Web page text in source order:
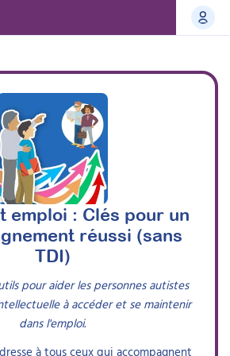
emploi : Clés pour un
réussi (sans
TDI)
pour aider les personnes autistes
à accéder et se maintenir
dans l'emploi.
à tous ceux qui accompagnent
s
Dhonneur
de l’éducation et
a obtenu en 2025 un
de l’éducation. Son parcours
(15 minutes)